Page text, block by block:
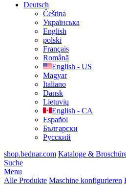
Deutsch
Čeština
Українська
English
polski
Français
Română
English - US
Magyar
Italiano
Dansk
Lietuvių
English - CA
Español
Български
Русский
shop.bednar.com Kataloge &
Suche
Menu
Alle Produkte Maschine konfigurieren